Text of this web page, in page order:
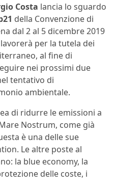
Costa lancia lo sguardo
della Convenzione di
dal 2 al 5 dicembre 2019
per la tutela dei
al fine di
nei prossimi due
tentativo di
ambientale.
di ridurre le emissioni a
Nostrum, come già
è una delle sue
Le altre poste al
la blue economy, la
delle coste, i